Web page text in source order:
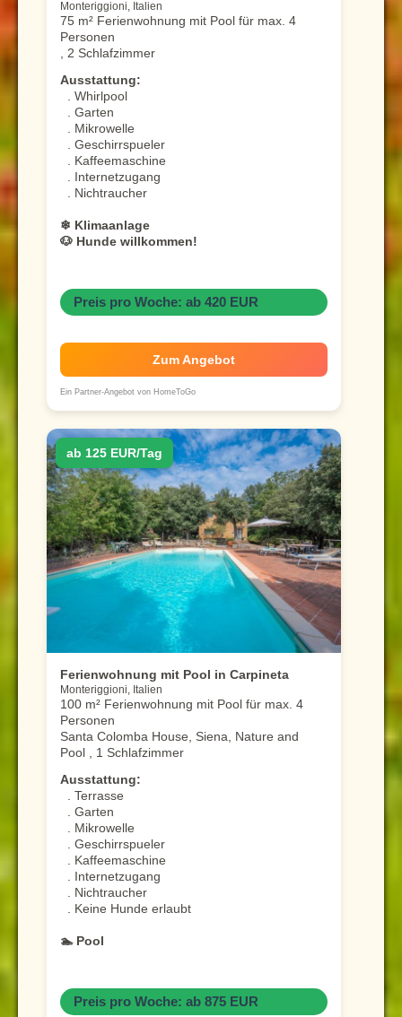
Monteriggioni, Italien
75 m² Ferienwohnung mit Pool für max. 4
Personen
, 2 Schlafzimmer
Ausstattung:
. Whirlpool
. Garten
. Mikrowelle
. Geschirrspueler
. Kaffeemaschine
. Internetzugang
. Nichtraucher
❄ Klimaanlage
🐶 Hunde willkommen!
Preis pro Woche: ab 420 EUR
Zum Angebot
Ein Partner-Angebot von HomeToGo
ab 125 EUR/Tag
Ferienwohnung mit Pool in Carpineta
Monteriggioni, Italien
100 m² Ferienwohnung mit Pool für max. 4
Personen
Santa Colomba House, Siena, Nature and
Pool , 1 Schlafzimmer
Ausstattung:
. Terrasse
. Garten
. Mikrowelle
. Geschirrspueler
. Kaffeemaschine
. Internetzugang
. Nichtraucher
. Keine Hunde erlaubt
🏊 Pool
Preis pro Woche: ab 875 EUR